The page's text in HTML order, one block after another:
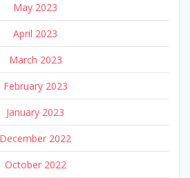
May 2023
April 2023
March 2023
February 2023
January 2023
December 2022
October 2022